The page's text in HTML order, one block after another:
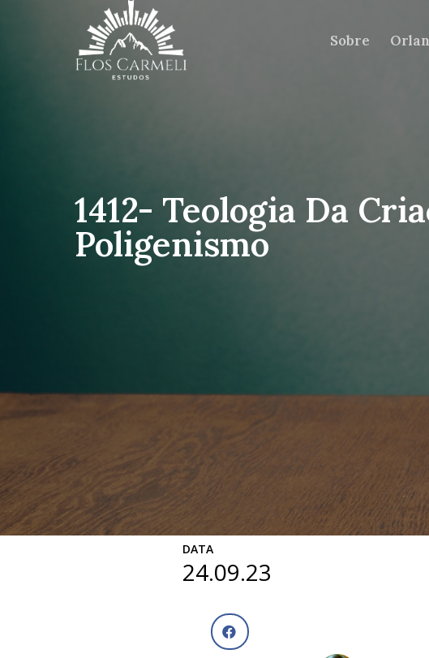
Sobre
1412- Teologia Da
Poligenismo
DATA
24.09.23